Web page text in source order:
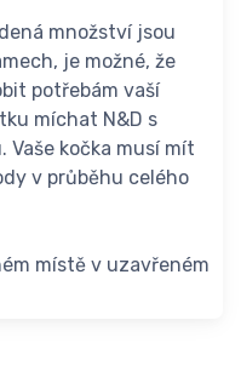
množství jsou
je možné, že
potřebám vaší
míchat N&D s
kočka musí mít
v průběhu celého
místě v uzavřeném